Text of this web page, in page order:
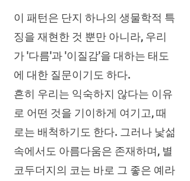
이 패턴은 단지 하나의 생물학적 특
징을 재현한 것 뿐만 아니라, 우리
가 '다름'과 '이질감'을 대하는 태도
에 대한 질문이기도 하다.
흔히 우리는 익숙하지 않다는 이유
로 어떤 것을 기이하게 여기고, 때
로는 배척하기도 한다. 그러나 낯섦
속에서도 아름다움은 존재하며, 별
코두더지의 코는 바로 그 좋은 예라